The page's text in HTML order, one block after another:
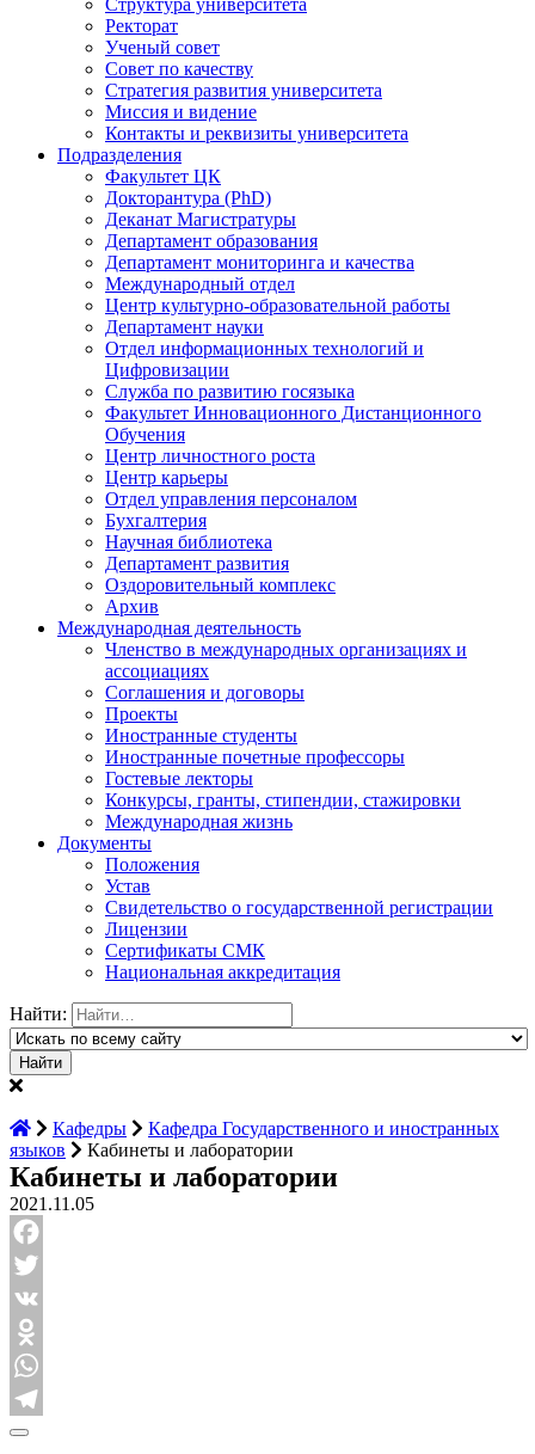
Ректорат
Ученый совет
Совет по качеству
Стратегия развития университета
Миссия и видение
Контакты и реквизиты университета
Подразделения
Факультет ЦК
Докторантура (PhD)
Деканат Магистратуры
Департамент образования
Департамент мониторинга и качества
Международный отдел
Центр культурно-образовательной работы
Департамент науки
Отдел информационных технологий и
Цифровизации
Служба по развитию госязыка
Факультет Инновационного Дистанционного
Обучения
Центр личностного роста
Центр карьеры
Отдел управления персоналом
Бухгалтерия
Научная библиотека
Департамент развития
Оздоровительный комплекс
Архив
Международная деятельность
Членство в международных организациях и
ассоциациях
Соглашения и договоры
Проекты
Иностранные студенты
Иностранные почетные профессоры
Гостевые лекторы
Конкурсы, гранты, стипендии, стажировки
Международная жизнь
Документы
Положения
Устав
Свидетельство о государственной регистрации
Лицензии
Сертификаты СМК
Национальная аккредитация
Найти:
Кафедры
Кафедра Государственного и иностранных
языков
Кабинеты и лаборатории
Кабинеты и лаборатории
2021.11.05
Facebook
Twitter
VK
Odnoklassniki
WhatsApp
Telegram